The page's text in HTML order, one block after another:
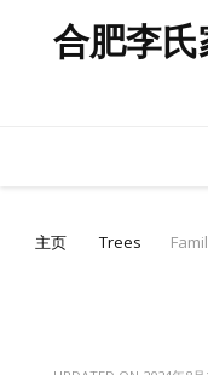
合肥李
主页 Trees